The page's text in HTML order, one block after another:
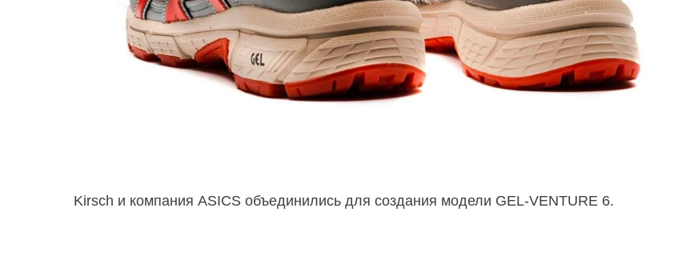
Kirsch и компания ASICS объединились для создания модели GEL-VENTURE 6.